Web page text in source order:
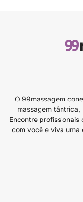
O 99massagem
massagem tântrica,
Encontre profissionais
com você e viva uma